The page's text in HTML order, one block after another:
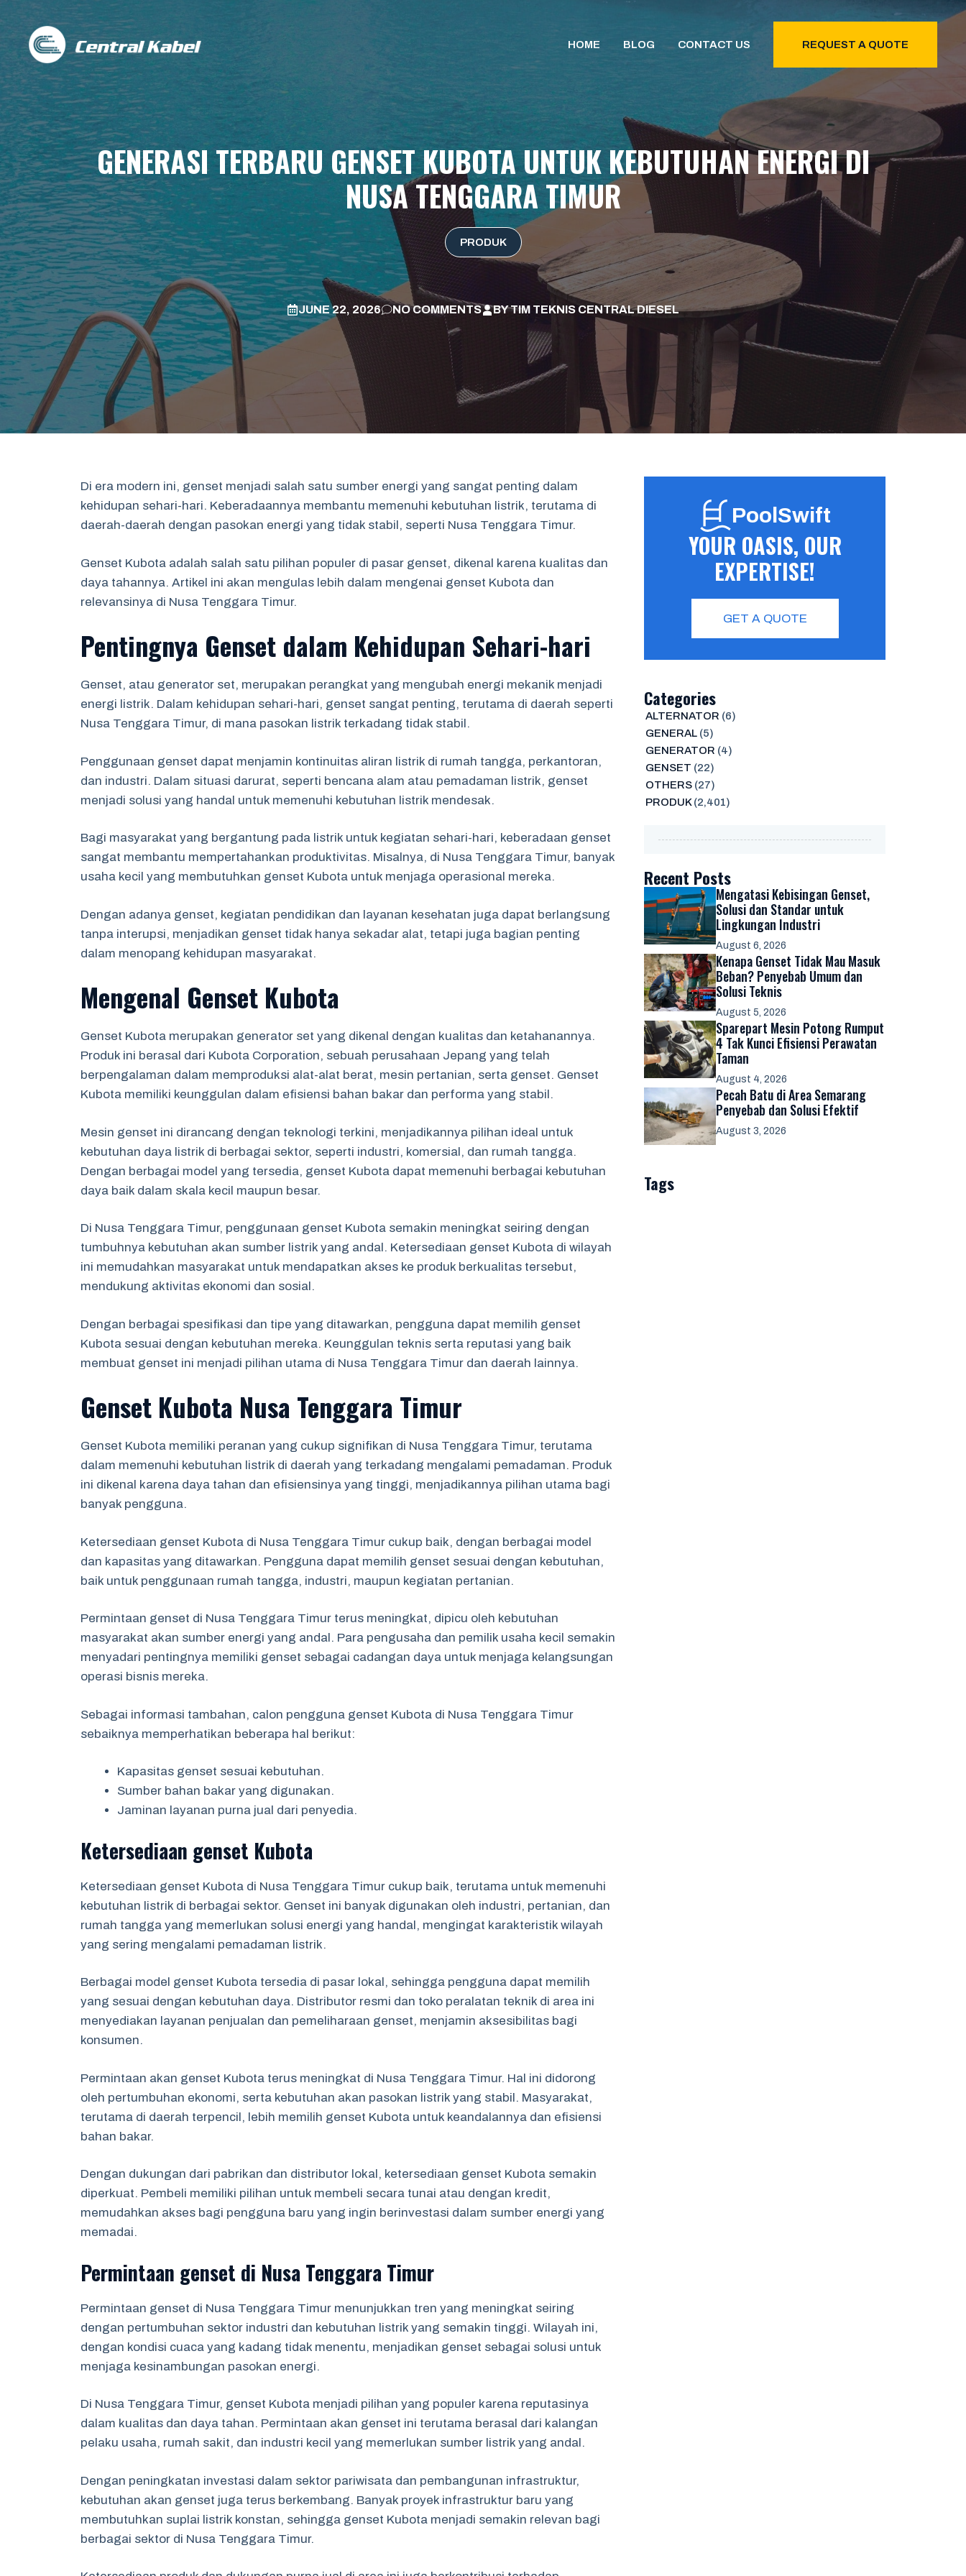
to
content
HOME BLOG CONTACT US REQUEST A QUOTE
GENERASI TERBARU GENSET KUBOTA UNTUK KEBUTUHAN ENERGI DI
NUSA TENGGARA TIMUR
PRODUK
JUNE 22, 2026 NO COMMENTS BYTIM TEKNIS CENTRAL DIESEL
Di era modern ini, genset menjadi salah satu sumber energi yang sangat penting dalam
kehidupan sehari-hari. Keberadaannya membantu memenuhi kebutuhan listrik, terutama di
daerah-daerah dengan pasokan energi yang tidak stabil, seperti Nusa Tenggara Timur.
Genset Kubota adalah salah satu pilihan populer di pasar genset, dikenal karena kualitas dan
daya tahannya. Artikel ini akan mengulas lebih dalam mengenai genset Kubota dan
relevansinya di Nusa Tenggara Timur.
Pentingnya Genset dalam Kehidupan Sehari-hari
Genset, atau generator set, merupakan perangkat yang mengubah energi mekanik menjadi
energi listrik. Dalam kehidupan sehari-hari, genset sangat penting, terutama di daerah seperti
Nusa Tenggara Timur, di mana pasokan listrik terkadang tidak stabil.
Penggunaan genset dapat menjamin kontinuitas aliran listrik di rumah tangga, perkantoran,
dan industri. Dalam situasi darurat, seperti bencana alam atau pemadaman listrik, genset
menjadi solusi yang handal untuk memenuhi kebutuhan listrik mendesak.
Bagi masyarakat yang bergantung pada listrik untuk kegiatan sehari-hari, keberadaan genset
sangat membantu mempertahankan produktivitas. Misalnya, di Nusa Tenggara Timur, banyak
usaha kecil yang membutuhkan genset Kubota untuk menjaga operasional mereka.
Dengan adanya genset, kegiatan pendidikan dan layanan kesehatan juga dapat berlangsung
tanpa interupsi, menjadikan genset tidak hanya sekadar alat, tetapi juga bagian penting
dalam menopang kehidupan masyarakat.
Mengenal Genset Kubota
Genset Kubota merupakan generator set yang dikenal dengan kualitas dan ketahanannya.
Produk ini berasal dari Kubota Corporation, sebuah perusahaan Jepang yang telah
berpengalaman dalam memproduksi alat-alat berat, mesin pertanian, serta genset. Genset
Kubota memiliki keunggulan dalam efisiensi bahan bakar dan performa yang stabil.
Mesin genset ini dirancang dengan teknologi terkini, menjadikannya pilihan ideal untuk
kebutuhan daya listrik di berbagai sektor, seperti industri, komersial, dan rumah tangga.
Dengan berbagai model yang tersedia, genset Kubota dapat memenuhi berbagai kebutuhan
daya baik dalam skala kecil maupun besar.
Di Nusa Tenggara Timur, penggunaan genset Kubota semakin meningkat seiring dengan
tumbuhnya kebutuhan akan sumber listrik yang andal. Ketersediaan genset Kubota di wilayah
ini memudahkan masyarakat untuk mendapatkan akses ke produk berkualitas tersebut,
mendukung aktivitas ekonomi dan sosial.
Dengan berbagai spesifikasi dan tipe yang ditawarkan, pengguna dapat memilih genset
Kubota sesuai dengan kebutuhan mereka. Keunggulan teknis serta reputasi yang baik
membuat genset ini menjadi pilihan utama di Nusa Tenggara Timur dan daerah lainnya.
Genset Kubota Nusa Tenggara Timur
Genset Kubota memiliki peranan yang cukup signifikan di Nusa Tenggara Timur, terutama
dalam memenuhi kebutuhan listrik di daerah yang terkadang mengalami pemadaman. Produk
ini dikenal karena daya tahan dan efisiensinya yang tinggi, menjadikannya pilihan utama bagi
banyak pengguna.
Ketersediaan genset Kubota di Nusa Tenggara Timur cukup baik, dengan berbagai model
dan kapasitas yang ditawarkan. Pengguna dapat memilih genset sesuai dengan kebutuhan,
baik untuk penggunaan rumah tangga, industri, maupun kegiatan pertanian.
Permintaan genset di Nusa Tenggara Timur terus meningkat, dipicu oleh kebutuhan
masyarakat akan sumber energi yang andal. Para pengusaha dan pemilik usaha kecil semakin
menyadari pentingnya memiliki genset sebagai cadangan daya untuk menjaga kelangsungan
operasi bisnis mereka.
Sebagai informasi tambahan, calon pengguna genset Kubota di Nusa Tenggara Timur
sebaiknya memperhatikan beberapa hal berikut:
Kapasitas genset sesuai kebutuhan.
Sumber bahan bakar yang digunakan.
Jaminan layanan purna jual dari penyedia.
Ketersediaan genset Kubota
Ketersediaan genset Kubota di Nusa Tenggara Timur cukup baik, terutama untuk memenuhi
kebutuhan listrik di berbagai sektor. Genset ini banyak digunakan oleh industri, pertanian, dan
rumah tangga yang memerlukan solusi energi yang handal, mengingat karakteristik wilayah
yang sering mengalami pemadaman listrik.
Berbagai model genset Kubota tersedia di pasar lokal, sehingga pengguna dapat memilih
yang sesuai dengan kebutuhan daya. Distributor resmi dan toko peralatan teknik di area ini
menyediakan layanan penjualan dan pemeliharaan genset, menjamin aksesibilitas bagi
konsumen.
Permintaan akan genset Kubota terus meningkat di Nusa Tenggara Timur. Hal ini didorong
oleh pertumbuhan ekonomi, serta kebutuhan akan pasokan listrik yang stabil. Masyarakat,
terutama di daerah terpencil, lebih memilih genset Kubota untuk keandalannya dan efisiensi
bahan bakar.
Dengan dukungan dari pabrikan dan distributor lokal, ketersediaan genset Kubota semakin
diperkuat. Pembeli memiliki pilihan untuk membeli secara tunai atau dengan kredit,
memudahkan akses bagi pengguna baru yang ingin berinvestasi dalam sumber energi yang
memadai.
Permintaan genset di Nusa Tenggara Timur
Permintaan genset di Nusa Tenggara Timur menunjukkan tren yang meningkat seiring
dengan pertumbuhan sektor industri dan kebutuhan listrik yang semakin tinggi. Wilayah ini,
dengan kondisi cuaca yang kadang tidak menentu, menjadikan genset sebagai solusi untuk
menjaga kesinambungan pasokan energi.
Di Nusa Tenggara Timur, genset Kubota menjadi pilihan yang populer karena reputasinya
dalam kualitas dan daya tahan. Permintaan akan genset ini terutama berasal dari kalangan
pelaku usaha, rumah sakit, dan industri kecil yang memerlukan sumber listrik yang andal.
Dengan peningkatan investasi dalam sektor pariwisata dan pembangunan infrastruktur,
kebutuhan akan genset juga terus berkembang. Banyak proyek infrastruktur baru yang
membutuhkan suplai listrik konstan, sehingga genset Kubota menjadi semakin relevan bagi
berbagai sektor di Nusa Tenggara Timur.
PoolSwift
YOUR OASIS, OUR
EXPERTISE!
GET A QUOTE
Categories
ALTERNATOR (6)
GENERAL(5)
GENERATOR (4)
GENSET (22)
OTHERS(27)
PRODUK(2,401)
Recent Posts
Mengatasi Kebisingan Genset,
Solusi dan Standar untuk
Lingkungan Industri
August 6, 2026
Kenapa Genset Tidak Mau Masuk
Beban? Penyebab Umum dan
Solusi Teknis
August 5, 2026
Sparepart Mesin Potong Rumput
4 Tak Kunci Efisiensi Perawatan
Taman
August 4, 2026
Pecah Batu di Area Semarang
Penyebab dan Solusi Efektif
August 3, 2026
Tags